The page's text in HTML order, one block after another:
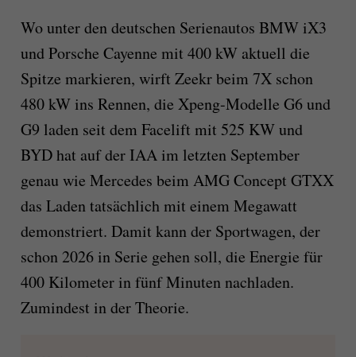
Wo unter den deutschen Serienautos BMW iX3
und Porsche Cayenne mit 400 kW aktuell die
Spitze markieren, wirft Zeekr beim 7X schon
480 kW ins Rennen, die Xpeng-Modelle G6 und
G9 laden seit dem Facelift mit 525 KW und
BYD hat auf der IAA im letzten September
genau wie Mercedes beim AMG Concept GTXX
das Laden tatsächlich mit einem Megawatt
demonstriert. Damit kann der Sportwagen, der
schon 2026 in Serie gehen soll, die Energie für
400 Kilometer in fünf Minuten nachladen.
Zumindest in der Theorie.